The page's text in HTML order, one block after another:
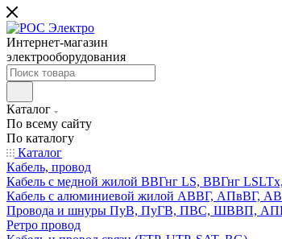
Интернет-магазин
электрооборудования
Каталог
По всему сайту
По каталогу
Каталог
Кабель, провод
Кабель с медной жилой ВВГнг LS, ВВГнг
Кабель с алюминиевой жилой АВВГ, АПвВГ,
Провода и шнуры ПуВ, ПуГВ, ПВС, ШВВП,
Ретро провод